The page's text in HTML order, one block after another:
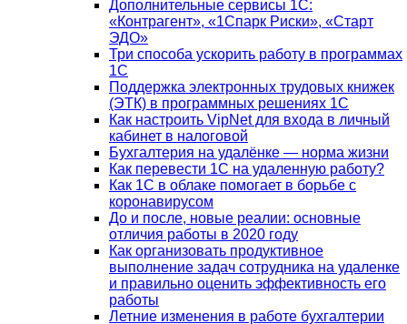
Дополнительные сервисы 1С:
«Контрагент», «1Спарк Риски», «Старт
ЭДО»
Три способа ускорить работу в программах
1С
Поддержка электронных трудовых книжек
(ЭТК) в программных решениях 1С
Как настроить VipNet для входа в личный
кабинет в налоговой
Бухгалтерия на удалёнке — норма жизни
Как перевести 1С на удаленную работу?
Как 1С в облаке помогает в борьбе с
коронавирусом
До и после, новые реалии: основные
отличия работы в 2020 году
Как организовать продуктивное
выполнение задач сотрудника на удаленке
и правильно оценить эффективность его
работы
Летние изменения в работе бухгалтерии